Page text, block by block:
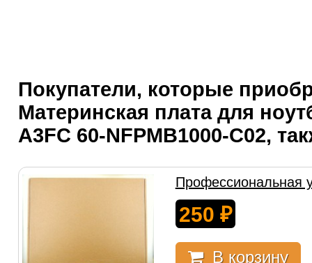
Покупатели, которые
Материнская плата для
A3FC 60-NFPMB1000-C02,
Профессиональная
250 ₽
В корзину